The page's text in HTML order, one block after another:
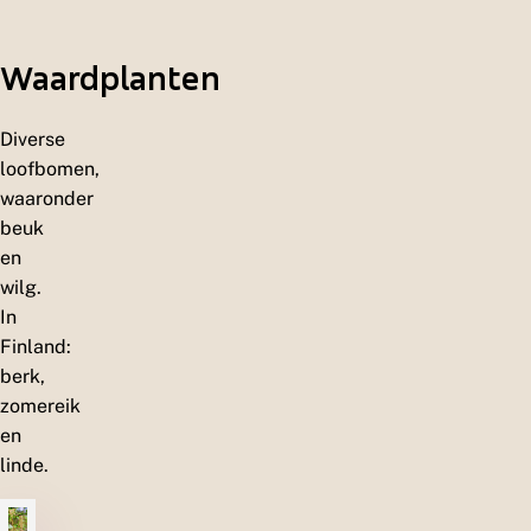
Waardplanten
Diverse
loofbomen,
waaronder
beuk
en
wilg.
In
Finland:
berk,
zomereik
en
linde.